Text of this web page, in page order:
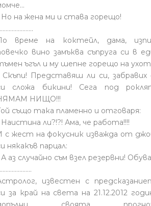
Но на жена ми и става горещо!
време на коктейл, дама,
вино замъква съпруга си в
ъгъл и му шепне горещо на
Скъпи! Представяш ли си, забравих
сложа бикини! Сега под
НИЩО!!!
също така пламенно и отговаря:
Наистина ли?!?! Ама, че работа!!!!
с жест на фокусник изважда от
някакъв парцал:
А аз случайно съм взел резервни!
известен с
за край на света на 21.12.2012